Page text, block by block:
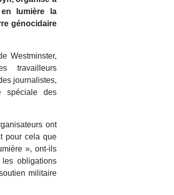
lumière la
génocidaire
Westminster,
travailleurs
journalistes,
spéciale des
ont
pour cela que
», ont-ils
obligations
militaire